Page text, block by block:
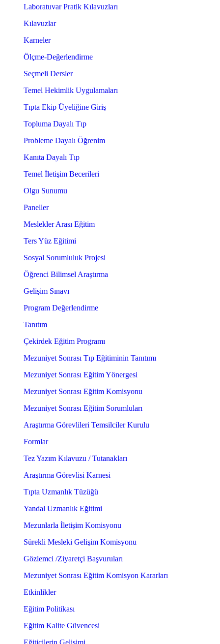
Laboratuvar Pratik Kılavuzları
Kılavuzlar
Karneler
Ölçme-Değerlendirme
Seçmeli Dersler
Temel Hekimlik Uygulamaları
Tıpta Ekip Üyeliğine Giriş
Topluma Dayalı Tıp
Probleme Dayalı Öğrenim
Kanıta Dayalı Tıp
Temel İletişim Becerileri
Olgu Sunumu
Paneller
Meslekler Arası Eğitim
Ters Yüz Eğitimi
Sosyal Sorumluluk Projesi
Öğrenci Bilimsel Araştırma
Gelişim Sınavı
Program Değerlendirme
Tanıtım
Çekirdek Eğitim Programı
Mezuniyet Sonrası Tıp Eğitiminin Tanıtımı
Mezuniyet Sonrası Eğitim Yönergesi
Mezuniyet Sonrası Eğitim Komisyonu
Mezuniyet Sonrası Eğitim Sorumluları
Araştırma Görevlileri Temsilciler Kurulu
Formlar
Tez Yazım Kılavuzu / Tutanakları
Araştırma Görevlisi Karnesi
Tıpta Uzmanlık Tüzüğü
Yandal Uzmanlık Eğitimi
Mezunlarla İletişim Komisyonu
Sürekli Mesleki Gelişim Komisyonu
Gözlemci /Ziyaretçi Başvuruları
Mezuniyet Sonrası Eğitim Komisyon Kararları
Etkinlikler
Eğitim Politikası
Eğitim Kalite Güvencesi